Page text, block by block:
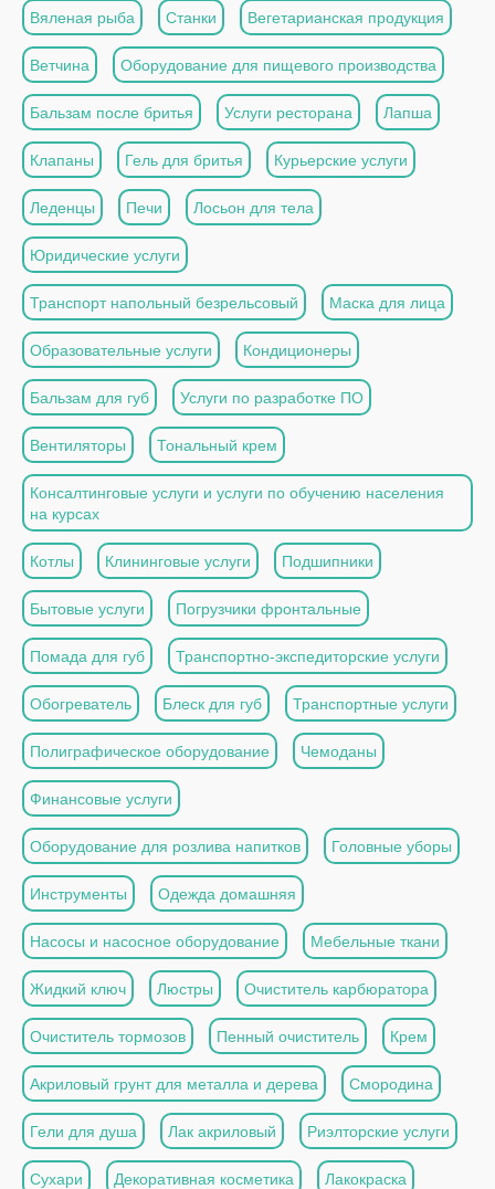
Вяленая рыба Станки Вегетарианская продукция
Ветчина Оборудование для пищевого производства
Бальзам после бритья Услуги ресторана Лапша
Клапаны Гель для бритья Курьерские услуги
Леденцы Печи Лосьон для тела
Юридические услуги
Транспорт напольный безрельсовый Маска для лица
Образовательные услуги Кондиционеры
Бальзам для губ Услуги по разработке ПО
Вентиляторы Тональный крем
Консалтинговые услуги и услуги по обучению населения
на курсах
Котлы Клининговые услуги Подшипники
Бытовые услуги Погрузчики фронтальные
Помада для губ Транспортно-экспедиторские услуги
Обогреватель Блеск для губ Транспортные услуги
Полиграфическое оборудование Чемоданы
Финансовые услуги
Оборудование для розлива напитков Головные уборы
Инструменты Одежда домашняя
Насосы и насосное оборудование Мебельные ткани
Жидкий ключ Люстры Очиститель карбюратора
Очиститель тормозов Пенный очиститель Крем
Акриловый грунт для металла и дерева Смородина
Гели для душа Лак акриловый Риэлторские услуги
Сухари Декоративная косметика Лакокраска